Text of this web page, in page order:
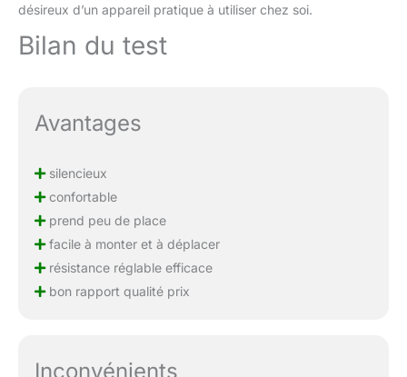
désireux d’un appareil pratique à utiliser chez soi.
Bilan du test
Avantages
silencieux
confortable
prend peu de place
facile à monter et à déplacer
résistance réglable efficace
bon rapport qualité prix
Inconvénients